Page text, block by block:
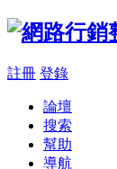
註冊 登錄
論壇
搜索
幫助
導航